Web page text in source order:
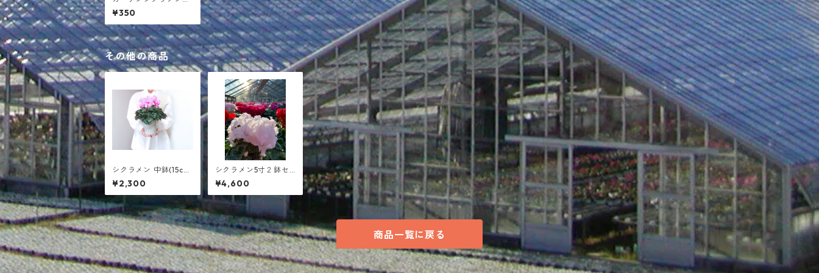
（配送不可 農園での
販売のみ）
¥350
その他の商品
シクラメン 中鉢(15c
m）5寸鉢（箱代込）
全4カラー
¥2,300
シクラメン5寸２鉢セ
ット
¥4,600
商品一覧に戻る